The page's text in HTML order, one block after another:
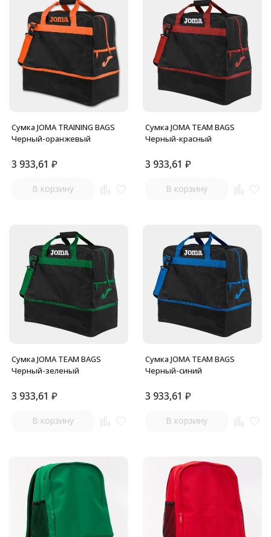
Сумка JOMA TRAINING BAGS
Черный-оранжевый
3 933,61 ₽
В корзину
Сумка JOMA TEAM BAGS
Черный-красный
3 933,61 ₽
В корзину
Сумка JOMA TEAM BAGS
Черный-зеленый
3 933,61 ₽
В корзину
Сумка JOMA TEAM BAGS
Черный-синий
3 933,61 ₽
В корзину